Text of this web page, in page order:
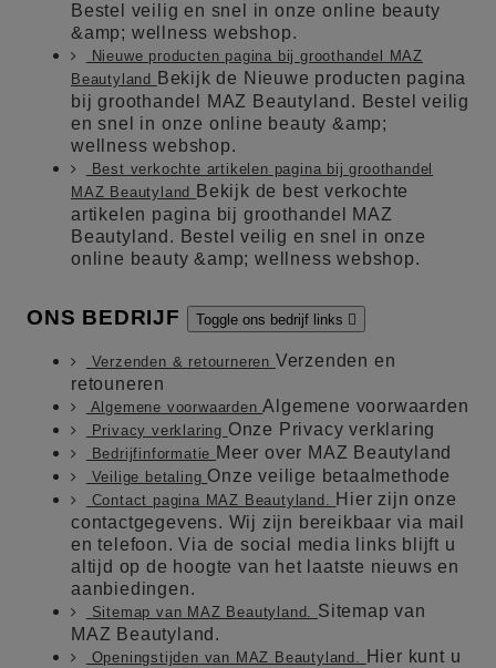
Bestel veilig en snel in onze online beauty
&amp; wellness webshop.
Nieuwe producten pagina bij groothandel MAZ
Beautyland
Bekijk de Nieuwe producten pagina
bij groothandel MAZ Beautyland. Bestel veilig
en snel in onze online beauty &amp;
wellness webshop.
Best verkochte artikelen pagina bij groothandel
MAZ Beautyland
Bekijk de best verkochte
artikelen pagina bij groothandel MAZ
Beautyland. Bestel veilig en snel in onze
online beauty &amp; wellness webshop.
ONS BEDRIJF Toggle ons bedrijf links 
Verzenden & retourneren Verzenden en
retouneren
Algemene voorwaardenAlgemene voorwaarden
Privacy verklaring Onze Privacy verklaring
Bedrijfinformatie Meer over MAZ Beautyland
Veilige betaling Onze veilige betaalmethode
Contact pagina MAZ Beautyland. Hier zijn onze
contactgegevens. Wij zijn bereikbaar via mail
en telefoon. Via de social media links blijft u
altijd op de hoogte van het laatste nieuws en
aanbiedingen.
Sitemap van MAZ Beautyland. Sitemap van
MAZ Beautyland.
Openingstijden van MAZ Beautyland.
Hier kunt u